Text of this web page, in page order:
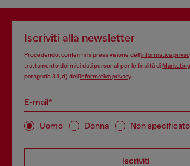
Iscriviti alla newsletter
Procedendo, confermi la presa visione dell’informativa
trattamento dei miei dati personali per le finalità di
paragrafo 3.1, d) dell’informativa privacy.
E-mail*
Uomo Donna Non specificato
Iscriviti